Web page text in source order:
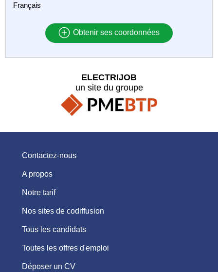
Français
Obtenir ses coordonnées
ELECTRIJOB
un site du groupe
Contactez-nous
A propos
Notre tarif
Nos sites de codiffusion
Tous les candidats
Toutes les offres d'emploi
Déposer un CV